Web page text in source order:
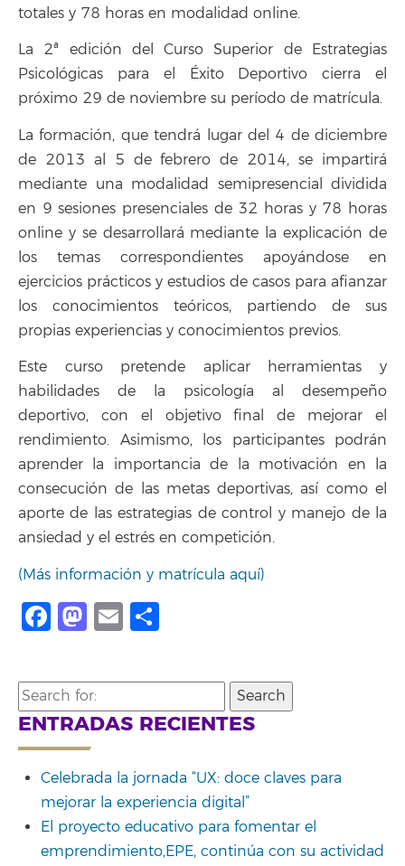
totales y 78 horas en modalidad online.
La 2ª edición del Curso Superior de Estrategias
Psicológicas para el Éxito Deportivo cierra el
próximo 29 de noviembre su período de matrícula.
La formación, que tendrá lugar del 4 de diciembre
de 2013 al 5 de febrero de 2014, se impartirá
mediante una modalidad semipresencial dividida
en 9 sesiones presenciales de 32 horas y 78 horas
online y se desarrollará mediante la explicación de
los temas correspondientes apoyándose en
ejercicios prácticos y estudios de casos para afianzar
los conocimientos teóricos, partiendo de sus
propias experiencias y conocimientos previos.
Este curso pretende aplicar herramientas y
habilidades de la psicología al desempeño
deportivo, con el objetivo final de mejorar el
rendimiento. Asimismo, los participantes podrán
aprender la importancia de la motivación en la
consecución de las metas deportivas, así como el
aporte de las estrategias de control y manejo de la
ansiedad y el estrés en competición.
(Más información y matrícula aquí)
Facebook
Mastodon
Email
Search
for:
ENTRADAS RECIENTES
Celebrada la jornada “UX: doce claves para
mejorar la experiencia digital”
El proyecto educativo para fomentar el
emprendimiento,EPE, continúa con su actividad